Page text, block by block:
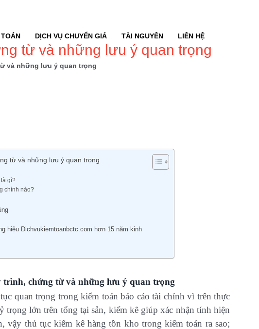
DỊCH VỤ CHUYỂN GIÁ TÀI NGUYÊN LIÊN HỆ
từ và những lưu ý quan trọng
và những lưu ý quan trọng
từ và những lưu ý quan trọng
là gì?
chính nào?
hiệu Dichvukiemtoanbctc.com hơn 15 năm kinh
chứng từ và những lưu ý quan trọng
quan trọng trong kiểm toán báo cáo tài chính vì trên thực
trọng lớn trên tổng tại sản, kiểm kê giúp xác nhận tính hiện
vậy thủ tục kiểm kê hàng tồn kho trong kiểm toán ra sao;